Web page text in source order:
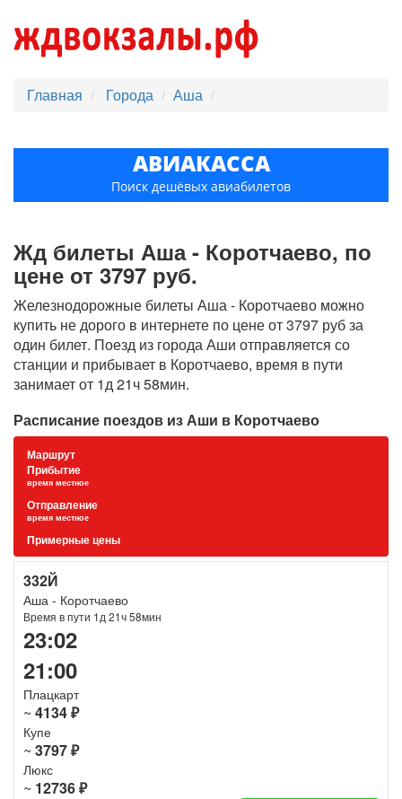
Главная Города Аша
АВИАКАССА
Поиск дешёвых авиабилетов
Жд билеты Аша - Коротчаево, по
цене от 3797 руб.
Железнодорожные билеты Аша - Коротчаево можно
купить не дорого в интернете по цене от 3797 руб за
один билет. Поезд из города Аши отправляется со
станции и прибывает в Коротчаево, время в пути
занимает от 1д 21ч 58мин.
Расписание поездов из Аши в Коротчаево
Маршрут
Прибытие
время местное
Отправление
время местное
Примерные цены
332Й
Аша - Коротчаево
Время в пути 1д 21ч 58мин
23:02
21:00
Плацкарт
~ 4134 ₽
Купе
~ 3797 ₽
Люкс
~ 12736 ₽